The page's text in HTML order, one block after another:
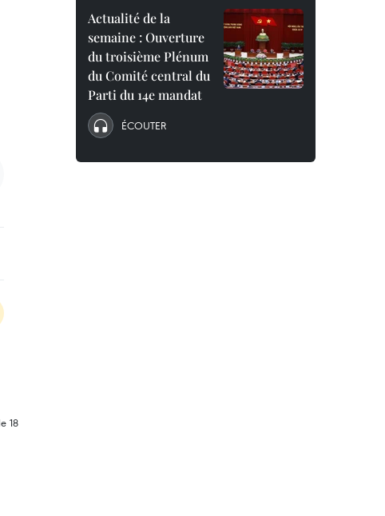
Actualité de la
semaine : Ouverture
du troisième Plénum
du Comité central du
Parti du 14e mandat
ÉCOUTER